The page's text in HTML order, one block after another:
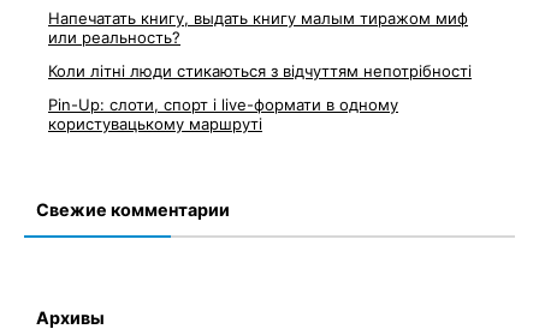
Напечатать книгу, выдать книгу малым тиражом миф
или реальность?
Коли літні люди стикаються з відчуттям непотрібності
Pin-Up: слоти, спорт і live-формати в одному
користувацькому маршруті
Свежие комментарии
Архивы